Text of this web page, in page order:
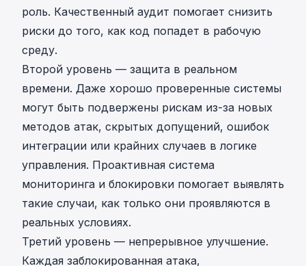
роль. Качественный аудит помогает снизить
риски до того, как код попадет в рабочую
среду.
Второй уровень — защита в реальном
времени. Даже хорошо проверенные системы
могут быть подвержены рискам из-за новых
методов атак, скрытых допущений, ошибок
интеграции или крайних случаев в логике
управления. Проактивная система
мониторинга и блокировки помогает выявлять
такие случаи, как только они проявляются в
реальных условиях.
Третий уровень — непрерывное улучшение.
Каждая заблокированная атака,